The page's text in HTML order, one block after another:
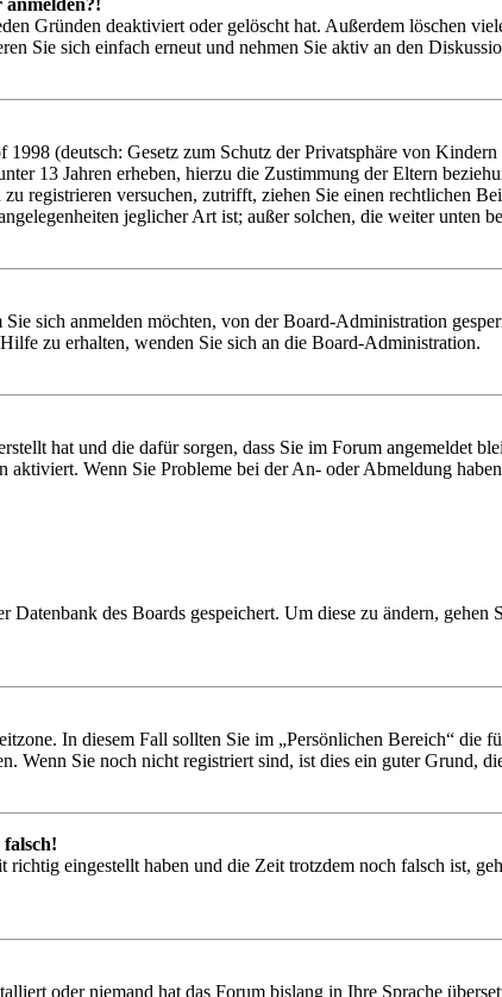
Gründen deaktiviert oder gelöscht hat. Außerdem löschen
Sie sich einfach erneut und nehmen Sie aktiv an den
(deutsch: Gesetz zum Schutz der Privatsphäre von
13 Jahren erheben, hierzu die Zustimmung der Eltern
registrieren versuchen, zutrifft, ziehen Sie einen rechtlichen
jeglicher Art ist; außer solchen, die weiter unten
sich anmelden möchten, von der Board-Administration
zu erhalten, wenden Sie sich an die Board-Administration.
hat und die dafür sorgen, dass Sie im Forum angemeldet
aktiviert. Wenn Sie Probleme bei der An- oder Abmeldung
des Boards gespeichert. Um diese zu ändern,
In diesem Fall sollten Sie im „Persönlichen Bereich“ die
Wenn Sie noch nicht registriert sind, ist dies ein guter Grund,
richtig eingestellt haben und die Zeit trotzdem noch falsch ist,
oder niemand hat das Forum bislang in Ihre Sprache